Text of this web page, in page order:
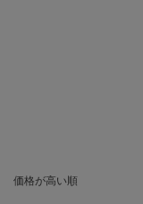
価格が高い順